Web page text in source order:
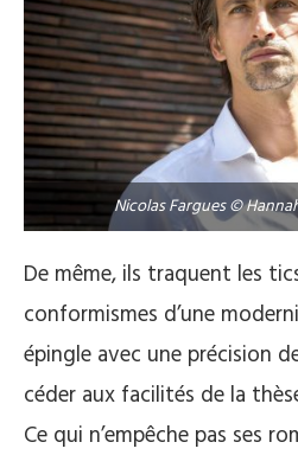
Nicolas Fargues ©
De même, ils traquent les
conformismes d’une
épingle avec une précision
céder aux facilités de la
Ce qui n’empêche pas ses